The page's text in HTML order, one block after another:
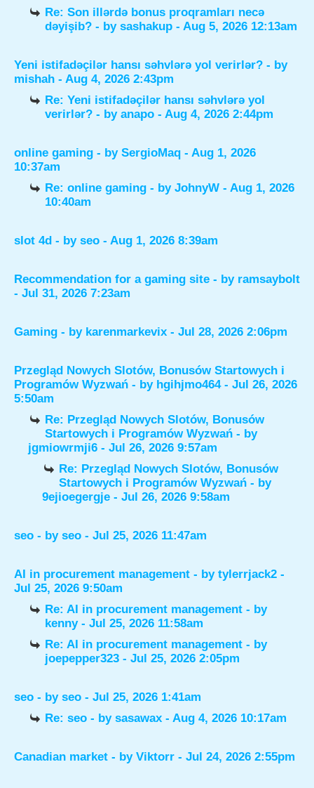
Re: Son illərdə bonus proqramları necə
dəyişib? - bysashakup - Aug 5, 2026 12:13am
Yeni istifadəçilər hansı səhvlərə yol verirlər? - by
mishah - Aug 4, 2026 2:43pm
Re: Yeni istifadəçilər hansı səhvlərə yol
verirlər? - byanapo - Aug 4, 2026 2:44pm
online gaming - by SergioMaq - Aug 1, 2026
10:37am
Re: online gaming - byJohnyW - Aug 1, 2026
10:40am
slot 4d - by seo - Aug 1, 2026 8:39am
Recommendation for a gaming site - by ramsaybolt
- Jul 31, 2026 7:23am
Gaming - by karenmarkevix - Jul 28, 2026 2:06pm
Przegląd Nowych Slotów, Bonusów Startowych i
Programów Wyzwań - by hgihjmo464- Jul 26, 2026
5:50am
Re: Przegląd Nowych Slotów, Bonusów
Startowych i Programów Wyzwań - by
jgmiowrmji6 - Jul 26, 2026 9:57am
Re: Przegląd Nowych Slotów, Bonusów
Startowych i Programów Wyzwań - by
9ejioegergje - Jul 26, 2026 9:58am
seo - by seo - Jul 25, 2026 11:47am
AI in procurement management - by tylerrjack2 -
Jul 25, 2026 9:50am
Re: AI in procurement management - by
kenny- Jul 25, 2026 11:58am
Re: AI in procurement management - by
joepepper323 - Jul 25, 2026 2:05pm
seo - by seo - Jul 25, 2026 1:41am
Re: seo - bysasawax - Aug 4, 2026 10:17am
Canadian market - by Viktorr - Jul 24, 2026 2:55pm